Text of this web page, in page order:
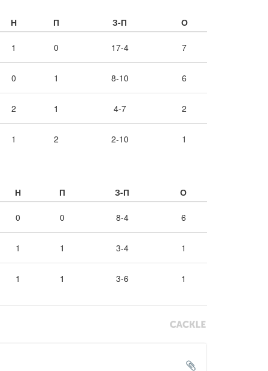
Н П З-П О
1 0 17-4 7
0 1 8-10 6
2 1 4-7 2
1 2 2-10 1
Н П З-П О
0 0 8-4 6
1 1 3-4 1
1 1 3-6 1